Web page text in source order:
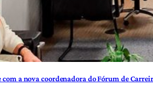
com a nova coordenadora do Fórum de